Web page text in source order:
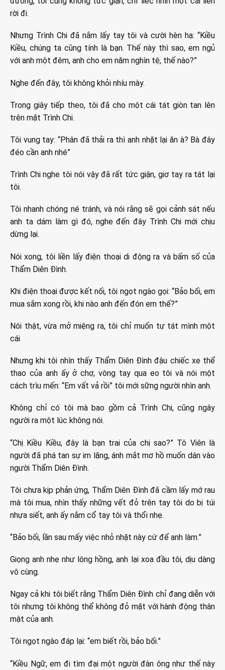
rời đi.
Nhưng Trình Chi đã nắm lấy tay tôi và cười hèn hạ: “Kiều
Kiều, chúng ta cũng tính là bạn. Thế này thì sao, em ngủ
với anh một đêm, anh cho em năm nghìn tệ, thế nào?”
Nghe đến đây, tôi không khỏi nhíu mày.
Trong giây tiếp theo, tôi đã cho một cái tát giòn tan lên
trên mặt Trình Chi.
Tôi vung tay: “Phân đã thải ra thì anh nhặt lại ăn à? Bà đây
đéo cần anh nhé”
Trình Chi nghe tôi nói vậy đã rất tức giận, giơ tay ra tát lại
tôi.
Tôi nhanh chóng né tránh, và nói rằng sẽ gọi cảnh sát nếu
anh ta dám làm gì đó, nghe đến đây Trình Chi mới chịu
dừng lại.
Nói xong, tôi liền lấy điện thoại di động ra và bấm số của
Thẩm Diên Đình.
Khi điện thoại được kết nối, tôi ngọt ngào gọi: “Bảo bối, em
mua sắm xong rồi, khi nào anh đến đón em thế?”
Nói thật, vừa mở miệng ra, tôi chỉ muốn tự tát mình một
cái
Nhưng khi tôi nhìn thấy Thẩm Diên Đình đậu chiếc xe thể
thao của anh ấy ở chợ, vòng tay qua eo tôi và nói một
cách trìu mến: “Em vất vả rồi” tôi mới sững người nhìn anh.
Không chỉ có tôi mà bao gồm cả Trình Chi, cũng ngây
người ra một lúc không nói.
“Chị Kiều Kiều, đây là bạn trai của chị sao?” Tô Viên là
người đã phá tan sự im lặng, ánh mắt mơ hồ muốn dán vào
người Thẩm Diên Đình.
Tôi chưa kịp phản ứng, Thẩm Diên Đình đã cầm lấy mớ rau
mà tôi mua, nhìn thấy những vết đỏ trên tay tôi do bị túi
nhựa siết, anh ấy nắm cổ tay tôi và thổi nhẹ.
“Bảo bối, lần sau mấy việc nhỏ nhặt này cứ để anh làm.”
Giọng anh nhẹ như lông hồng, anh lại xoa đầu tôi, dịu dàng
vô cùng.
Ngay cả khi tôi biết rằng Thẩm Diên Đình chỉ đang diễn với
tôi nhưng tôi không thể không đỏ mặt với hành động thân
mật của anh.
Tôi ngọt ngào đáp lại: “em biết rồi, bảo bối.”
“Kiều Ngữ, em đi tìm đại một người đàn ông như thế này